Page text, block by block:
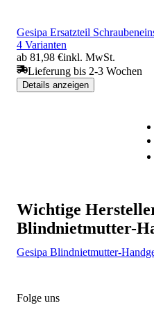
Gesipa Ersatzteil
4 Varianten
ab 81,98 €inkl. MwSt.
Lieferung bis 2-3 Wochen
Details anzeigen
Wichtige
Blindnietmutter-
Gesipa Blindnietmutter-
Folge uns